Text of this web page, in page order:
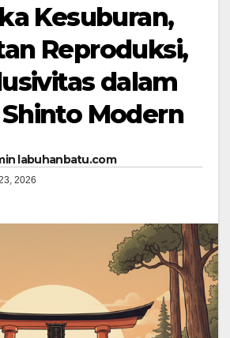
Kesuburan,
Reproduksi,
dalam
Modern
labuhanbatu.com
2026